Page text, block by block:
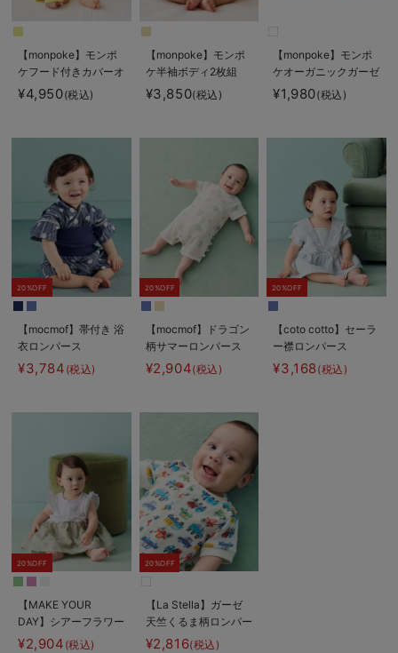
【monpoke】モンポ
ケフード付きカバーオ
ール
¥4,950(税込)
【monpoke】モンポ
ケ半袖ボディ2枚組
¥3,850(税込)
【monpoke】モンポ
ケオーガニックガーゼ
ハンカチ3枚組
¥1,980(税込)
20%OFF
【mocmof】帯付き 浴
衣ロンパース
¥3,784 (税込)
20%OFF
【mocmof】ドラゴン
柄サマーロンパース
¥2,904(税込)
20%OFF
【coto cotto】セーラ
ー襟ロンパース
¥3,168(税込)
20%OFF
【MAKE YOUR
DAY】シアーフラワー
ロンパース
¥2,904 (税込)
20%OFF
【La Stella】ガーゼ
天竺くるま柄ロンパー
ス
¥2,816(税込)